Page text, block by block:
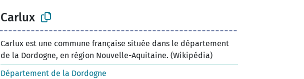
Carlux
Carlux est une commune française située dans le département
de la Dordogne, en région Nouvelle-Aquitaine. (Wikipédia)
Département de la Dordogne